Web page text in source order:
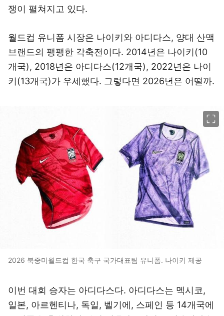
쟁이 펼쳐지고 있다.
월드컵 유니폼 시장은 나이키와 아디다스, 양대 산맥
브랜드의 팽팽한 각축전이다. 2014년은 나이키(10
개국), 2018년은 아디다스(12개국), 2022년은 나이
키(13개국)가 우세했다. 그렇다면 2026년은 어떨까.
2026 북중미월드컵 한국 축구 국가대표팀 유니폼. 나이키 제공
이번 대회 승자는 아디다스다. 아디다스는 멕시코,
일본, 아르헨티나, 독일, 벨기에, 스페인 등 14개국에